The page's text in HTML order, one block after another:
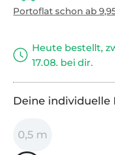
Heute bestellt,
17.08. bei dir.
Deine individuelle
0,5 m